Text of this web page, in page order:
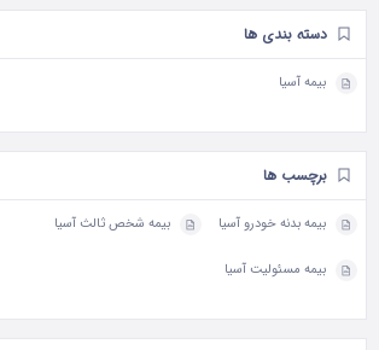
دسته بندی ها
بیمه آسیا
برچسب ها
بیمه بدنه خودرو آسیا بیمه شخص ثالث آسیا
بیمه مسئولیت آسیا